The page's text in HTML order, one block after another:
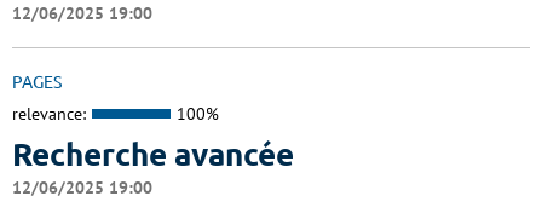
12/06/2025 19:00
PAGES
relevance: 100%
Recherche avancée
12/06/2025 19:00